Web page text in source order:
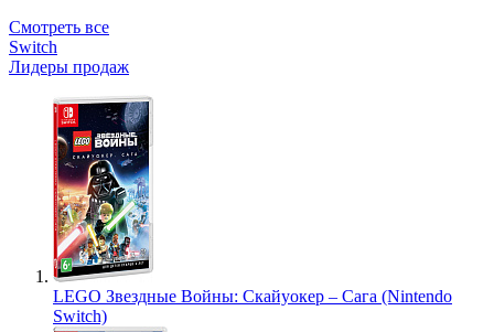
Смотреть все
Switch
Лидеры продаж
LEGO Звездные Войны: Скайуокер – Сага (Nintendo
Switch)